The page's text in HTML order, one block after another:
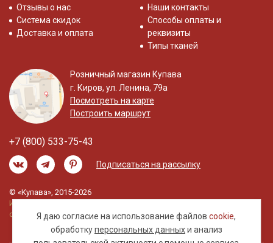
Я даю согласие на использование файловcookie,
обработкуперсональных данныхи анализ
Отзывы о нас
Система скидок
Доставка и оплата
Наши контакты
Способы оплаты и
реквизиты
Типы тканей
Розничный магазин Купава
г. Киров, ул. Ленина, 79а
Посмотреть на карте
Построить маршрут
+7 (800) 533-75-43
Подписаться на рассылку
© «Купава», 2015-2026
Информация на сайте не является публичной
офертой.